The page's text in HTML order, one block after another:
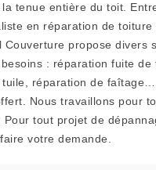
la tenue entière du toit.
en réparation de toiture
Couverture propose divers
: réparation fuite de
tuile, réparation de
Nous travaillons pour
tout projet de
votre demande.